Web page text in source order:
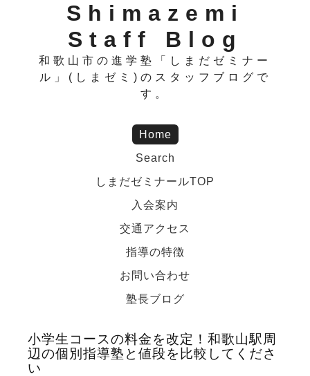
Shimazemi
Staff Blog
和歌山市の進学塾「しまだゼミナー
ル」(しまゼミ)のスタッフブログで
す。
Home
Search
しまだゼミナールTOP
入会案内
交通アクセス
指導の特徴
お問い合わせ
塾長ブログ
小学生コースの料金を改定！和歌山駅周
辺の個別指導塾と値段を比較してくださ
い